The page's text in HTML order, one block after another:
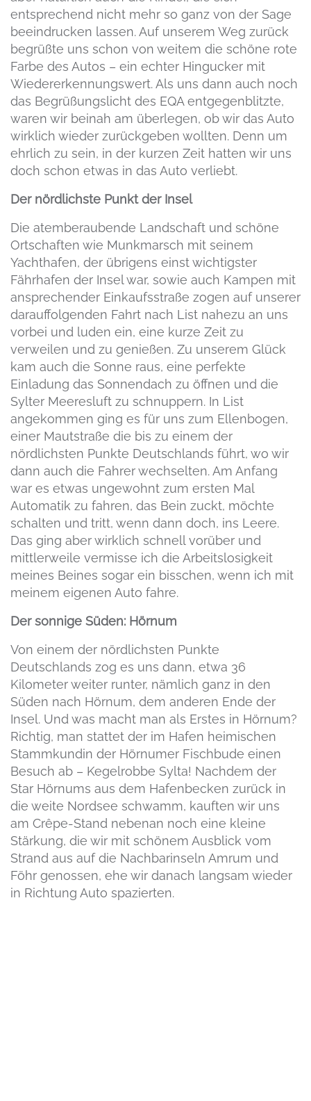
entsprechend nicht mehr so ganz von der Sage
beeindrucken lassen. Auf unserem Weg zurück
begrüßte uns schon von weitem die schöne rote
Farbe des Autos – ein echter Hingucker mit
Wiedererkennungswert. Als uns dann auch noch
das Begrüßungslicht des EQA entgegenblitzte,
waren wir beinah am überlegen, ob wir das Auto
wirklich wieder zurückgeben wollten. Denn um
ehrlich zu sein, in der kurzen Zeit hatten wir uns
doch schon etwas in das Auto verliebt.
Der nördlichste Punkt der Insel
Die atemberaubende Landschaft und schöne
Ortschaften wie Munkmarsch mit seinem
Yachthafen, der übrigens einst wichtigster
Fährhafen der Insel war, sowie auch Kampen mit
ansprechender Einkaufsstraße zogen auf unserer
darauffolgenden Fahrt nach List nahezu an uns
vorbei und luden ein, eine kurze Zeit zu
verweilen und zu genießen. Zu unserem Glück
kam auch die Sonne raus, eine perfekte
Einladung das Sonnendach zu öffnen und die
Sylter Meeresluft zu schnuppern. In List
angekommen ging es für uns zum Ellenbogen,
einer Mautstraße die bis zu einem der
nördlichsten Punkte Deutschlands führt, wo wir
dann auch die Fahrer wechselten. Am Anfang
war es etwas ungewohnt zum ersten Mal
Automatik zu fahren, das Bein zuckt, möchte
schalten und tritt, wenn dann doch, ins Leere.
Das ging aber wirklich schnell vorüber und
mittlerweile vermisse ich die Arbeitslosigkeit
meines Beines sogar ein bisschen, wenn ich mit
meinem eigenen Auto fahre.
Der sonnige Süden: Hörnum
Von einem der nördlichsten Punkte
Deutschlands zog es uns dann, etwa 36
Kilometer weiter runter, nämlich ganz in den
Süden nach Hörnum, dem anderen Ende der
Insel. Und was macht man als Erstes in Hörnum?
Richtig, man stattet der im Hafen heimischen
Stammkundin der Hörnumer Fischbude einen
Besuch ab – Kegelrobbe Sylta! Nachdem der
Star Hörnums aus dem Hafenbecken zurück in
die weite Nordsee schwamm, kauften wir uns
am Crêpe-Stand nebenan noch eine kleine
Stärkung, die wir mit schönem Ausblick vom
Strand aus auf die Nachbarinseln Amrum und
Föhr genossen, ehe wir danach langsam wieder
in Richtung Auto spazierten.